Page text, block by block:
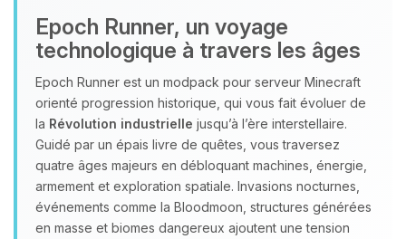
Epoch Runner, un voyage
technologique à travers les âges
Epoch Runner est un modpack pour serveur Minecraft
orienté progression historique, qui vous fait évoluer de
la Révolution industrielle jusqu’à l’ère interstellaire.
Guidé par un épais livre de quêtes, vous traversez
quatre âges majeurs en débloquant machines, énergie,
armement et exploration spatiale. Invasions nocturnes,
événements comme la Bloodmoon, structures générées
en masse et biomes dangereux ajoutent une tension